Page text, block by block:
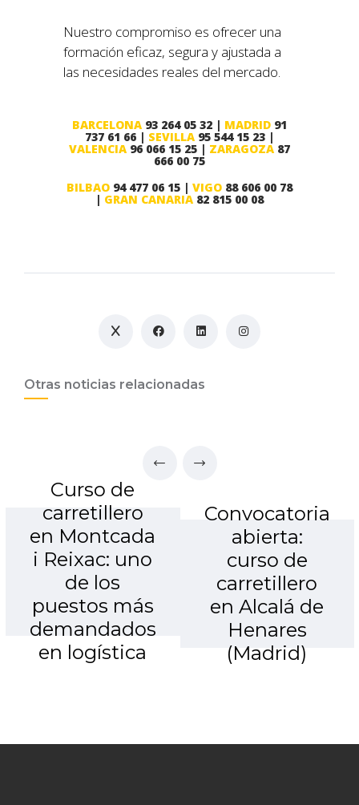
Nuestro compromiso es ofrecer una
formación eficaz, segura y ajustada a
las necesidades reales del mercado.
BARCELONA 93 264 05 32 | MADRID 91
737 61 66 | SEVILLA 95 544 15 23 |
VALENCIA 96 066 15 25 | ZARAGOZA 87
666 00 75
BILBAO 94 477 06 15 | VIGO 88 606 00 78
| GRAN CANARIA 82 815 00 08
Otras noticias relacionadas
Curso de
carretillero
en Montcada
i Reixac: uno
de los
puestos más
demandados
en logística
Convocatoria
abierta:
curso de
carretillero
en Alcalá de
Henares
(Madrid)